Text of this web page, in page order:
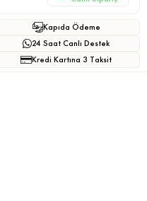
Kapıda Ödeme
24 Saat Canlı Destek
Kredi Kartına 3 Taksit